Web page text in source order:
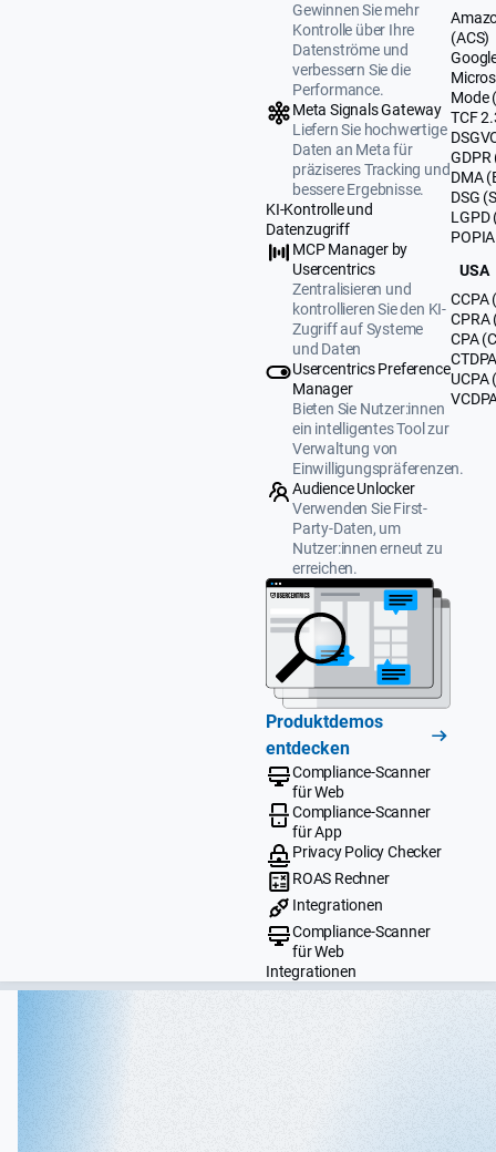
Gewinnen Sie mehr
Kontrolle über Ihre
Datenströme und
verbessern Sie die
Performance.
Meta Signals Gateway
Liefern Sie hochwertige
Daten an Meta für
präziseres Tracking und
bessere Ergebnisse.
KI-Kontrolle und
Datenzugriff
MCP Manager by
Usercentrics
Zentralisieren und
kontrollieren Sie den KI-
Zugriff auf Systeme
und Daten
Usercentrics Preference
Manager
Bieten Sie Nutzer:innen
ein intelligentes Tool zur
Verwaltung von
Einwilligungspräferenzen.
Audience Unlocker
Verwenden Sie First-
Party-Daten, um
Nutzer:innen erneut zu
erreichen.
Produktdemos
entdecken
Compliance-Scanner
für Web
Compliance-Scanner
für App
Privacy Policy Checker
ROAS Rechner
Integrationen
Compliance-Scanner
für Web
Integrationen
(ACS)
Mode
TCF
GDPR
DMA
DSG
LGPD
USA
CCPA
CPRA
CPA
UCPA